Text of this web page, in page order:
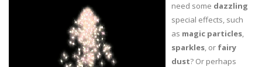
need some dazzling
special effects, such
as magic particles,
sparkles, or fairy
dust? Or perhaps